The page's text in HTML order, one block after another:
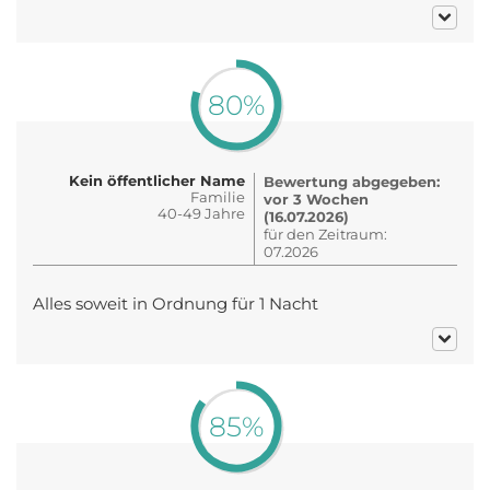
80%
Kein öffentlicher Name
Familie
40-49 Jahre
Bewertung abgegeben:
vor 3 Wochen
(16.07.2026)
für den Zeitraum:
07.2026
Alles soweit in Ordnung für 1 Nacht
85%